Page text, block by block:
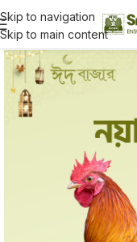
Skip to navigation
Skip to main content